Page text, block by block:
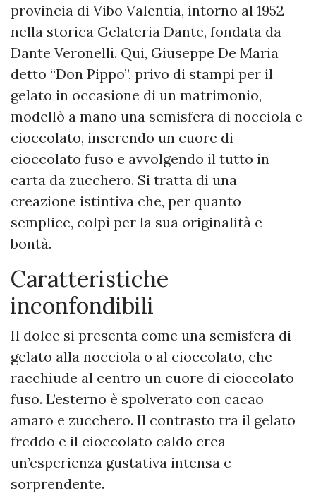
provincia di Vibo Valentia, intorno al 1952
nella storica Gelateria Dante, fondata da
Dante Veronelli. Qui, Giuseppe De Maria
detto “Don Pippo”, privo di stampi per il
gelato in occasione di un matrimonio,
modellò a mano una semisfera di nocciola e
cioccolato, inserendo un cuore di
cioccolato fuso e avvolgendo il tutto in
carta da zucchero. Si tratta di una
creazione istintiva che, per quanto
semplice, colpì per la sua originalità e
bontà.
Caratteristiche
inconfondibili
Il dolce si presenta come una semisfera di
gelato alla nocciola o al cioccolato, che
racchiude al centro un cuore di cioccolato
fuso. L’esterno è spolverato con cacao
amaro e zucchero. Il contrasto tra il gelato
freddo e il cioccolato caldo crea
un’esperienza gustativa intensa e
sorprendente.